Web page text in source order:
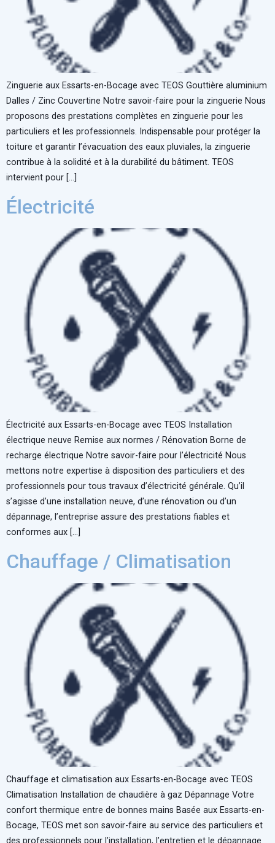
Zinguerie aux Essarts-en-Bocage avec TEOS Gouttière aluminium
Dalles / Zinc Couvertine Notre savoir-faire pour la zinguerie Nous
proposons des prestations complètes en zinguerie pour les
particuliers et les professionnels. Indispensable pour protéger la
toiture et garantir l’évacuation des eaux pluviales, la zinguerie
contribue à la solidité et à la durabilité du bâtiment. TEOS
intervient pour […]
Électricité
Électricité aux Essarts-en-Bocage avec TEOS Installation
électrique neuve Remise aux normes / Rénovation Borne de
recharge électrique Notre savoir-faire pour l’électricité Nous
mettons notre expertise à disposition des particuliers et des
professionnels pour tous travaux d’électricité générale. Qu’il
s’agisse d’une installation neuve, d’une rénovation ou d’un
dépannage, l’entreprise assure des prestations fiables et
conformes aux […]
Chauffage / Climatisation
Chauffage et climatisation aux Essarts-en-Bocage avec TEOS
Climatisation Installation de chaudière à gaz Dépannage Votre
confort thermique entre de bonnes mains Basée aux Essarts-en-
Bocage, TEOS met son savoir-faire au service des particuliers et
des professionnels pour l’installation, l’entretien et le dépannage